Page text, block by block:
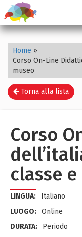
Home »
Corso On-Line
museo
Torna alla lista
Corso
classe
LINGUA:
Italiano
LUOGO: Online
DURATA:
Periodo